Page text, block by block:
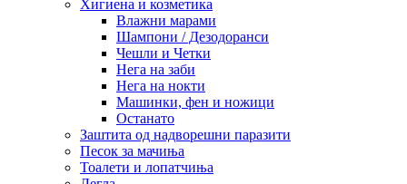
Хигиена и козметика
Влажни марами
Шампони / Дезодоранси
Чешли и Четки
Нега на заби
Нега на нокти
Машинки, фен и ножици
Останато
Заштита од надворешни паразити
Песок за мачиња
Тоалети и лопатчиња